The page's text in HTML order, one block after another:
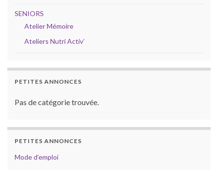
SENIORS
Atelier Mémoire
Ateliers Nutri Activ’
PETITES ANNONCES
Pas de catégorie trouvée.
PETITES ANNONCES
Mode d’emploi